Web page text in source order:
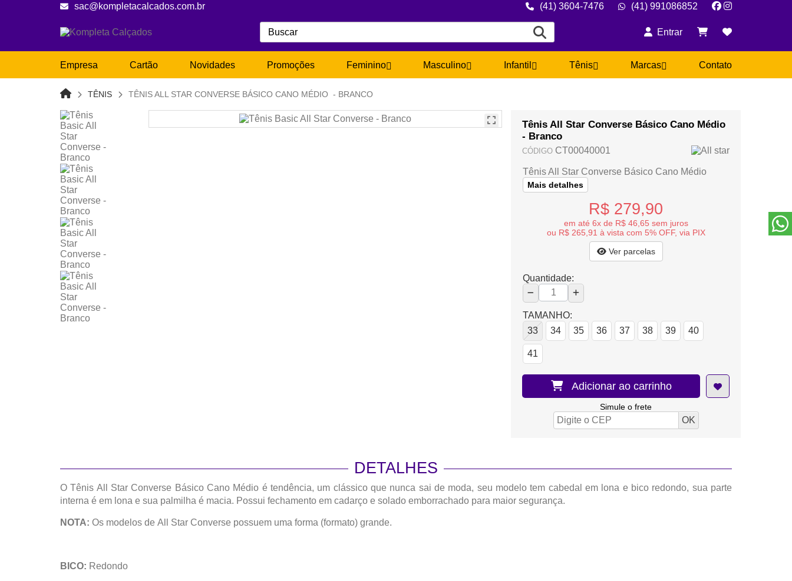
sac@kompletacalcados.com.br (41) 3604-7476 (41) 991086852
Entrar
Empresa Cartão Novidades Promoções Feminino Masculino Infantil Tênis Marcas Contato
TÊNIS TÊNIS ALL STAR CONVERSE BÁSICO CANO MÉDIO - BRANCO
Tênis All Star Converse Básico Cano Médio
- Branco
CÓDIGO CT00040001
Tênis All Star Converse Básico Cano Médio
Mais detalhes
R$ 279,90
em até 6x de R$ 46,65 sem juros
ou R$ 265,91 à vista com 5% OFF, via PIX
Ver parcelas
Quantidade:
TAMANHO:
33
34 35 36 37 38 39 40
41
Adicionar ao carrinho
Simule o frete
DETALHES
O Tênis All Star Converse Básico Cano Médio é tendência, um clássico que nunca sai de moda, seu modelo tem cabedal em lona e bico redondo, sua parte
interna é em lona e sua palmilha é macia. Possui fechamento em cadarço e solado emborrachado para maior segurança.
NOTA: Os modelos de All Star Converse possuem uma forma (formato) grande.
BICO: Redondo